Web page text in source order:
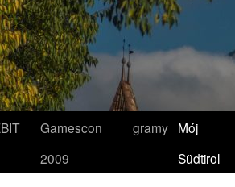
Gamescon
2009
gramy Mój
Südtirol